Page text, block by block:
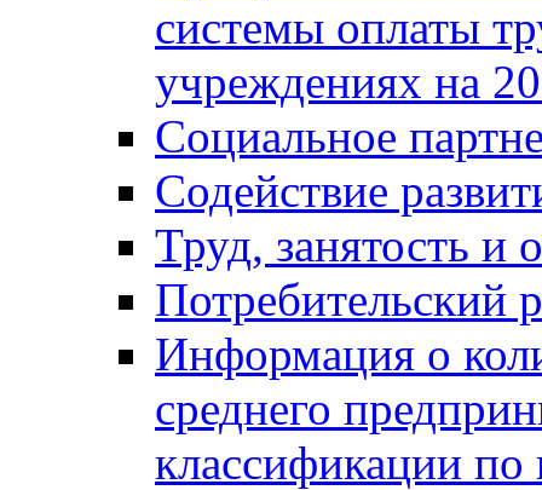
системы оплаты
учреждениях на
Социальное
Содействие
Труд, занятость и
Потребительский
Информация о
среднего
классификации